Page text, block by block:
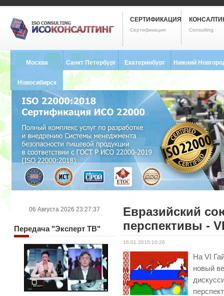
СЕРТИФИКАЦИЯ
Сертификация Consulting
Москва Санкт Петербург
8 (812) 748-2493
Екатеринбург
8 (343) 237-2593
Нижний
Новосибирск
8 (383) 227-8449
Евразийский
перспективы -
16.01.2015 10:26
На VI
новый
06 Августа 2026 23:27:37
Передача"Эксперт ТВ"